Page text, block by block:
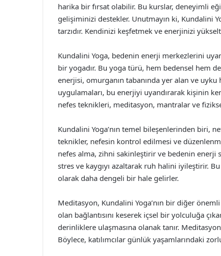
harika bir fırsat olabilir. Bu kurslar, deneyimli
gelişiminizi destekler. Unutmayın ki, Kundalini
tarzıdır. Kendinizi keşfetmek ve enerjinizi
Kundalini Yoga, bedenin enerji merkezlerini
bir yogadır. Bu yoga türü, hem bedensel hem
enerjisi, omurganın tabanında yer alan ve
uygulamaları, bu enerjiyi uyandırarak kişinin
nefes teknikleri, meditasyon, mantralar ve
Kundalini Yoga’nın temel bileşenlerinden biri,
teknikler, nefesin kontrol edilmesi ve
nefes alma, zihni sakinleştirir ve bedenin enerji
stres ve kaygıyı azaltarak ruh halini iyileştirir.
olarak daha dengeli bir hale gelirler.
Meditasyon, Kundalini Yoga’nın bir diğer
olan bağlantısını keserek içsel bir yolculuğa
derinliklere ulaşmasına olanak tanır.
Böylece, katılımcılar günlük yaşamlarındaki